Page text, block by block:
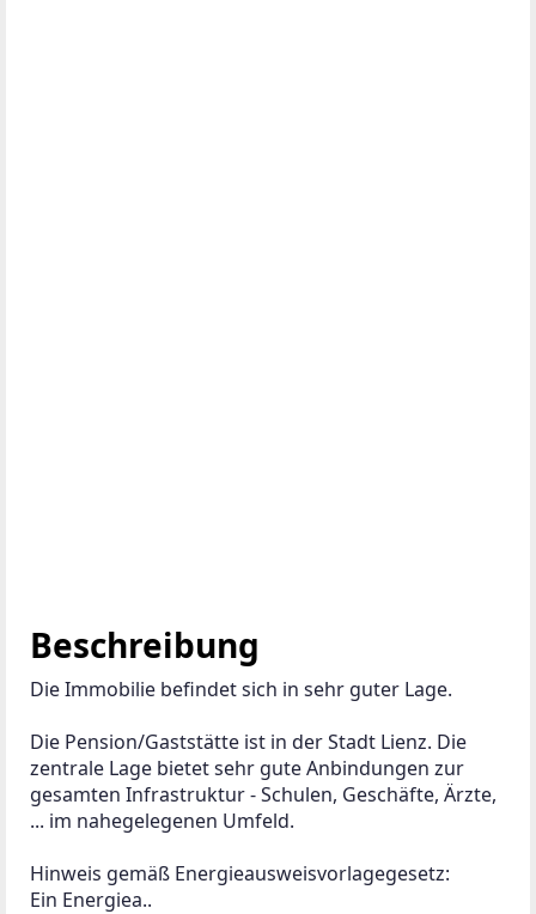
Beschreibung
Die Immobilie befindet sich in sehr guter Lage.
Die Pension/Gaststätte ist in der Stadt Lienz. Die
zentrale Lage bietet sehr gute Anbindungen zur
gesamten Infrastruktur - Schulen, Geschäfte, Ärzte,
... im nahegelegenen Umfeld.
Hinweis gemäß Energieausweisvorlagegesetz:
Ein Energiea..